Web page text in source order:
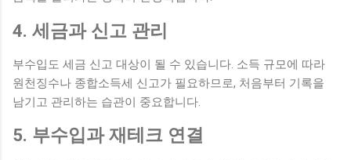
4. 세금과 신고 관리
부수입도 세금 신고 대상이 될 수 있습니다. 소득 규모에 따라
원천징수나 종합소득세 신고가 필요하므로, 처음부터 기록을
남기고 관리하는 습관이 중요합니다.
5. 부수입과 재테크 연결